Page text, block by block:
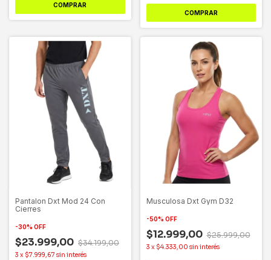
COMPRAR
COMPRAR
Pantalon Dxt Mod 24 Con
Cierres
-30% OFF
$23.999,00 $34.199,00
3 x $7.999,67 sin interés
Musculosa Dxt Gym D32
-50% OFF
$12.999,00 $25.999,00
3 x $4.333,00 sin interés